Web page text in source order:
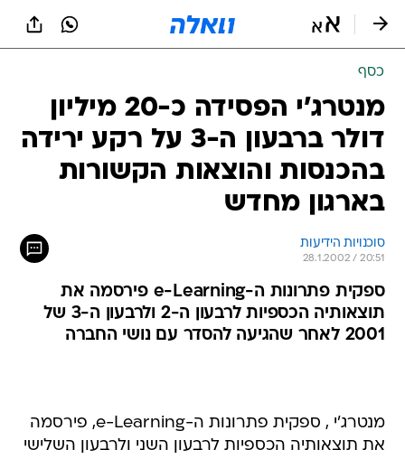
כסף
מנטרג'י הפסידה כ-20 מיליון
דולר ברבעון ה-3 על רקע ירידה
בהכנסות והוצאות הקשורות
בארגון מחדש
סוכנויות הידיעות
28.1.2002 / 20:51
ספקית פתרונות ה-e-Learning פירסמה את
תוצאותיה הכספיות לרבעון ה-2 ולרבעון ה-3 של
2001 לאחר שהגיעה להסדר עם נושי החברה
מנטרג'י , ספקית פתרונות ה-e-Learning, פירסמה
את תוצאותיה הכספיות לרבעון השני ולרבעון השלישי